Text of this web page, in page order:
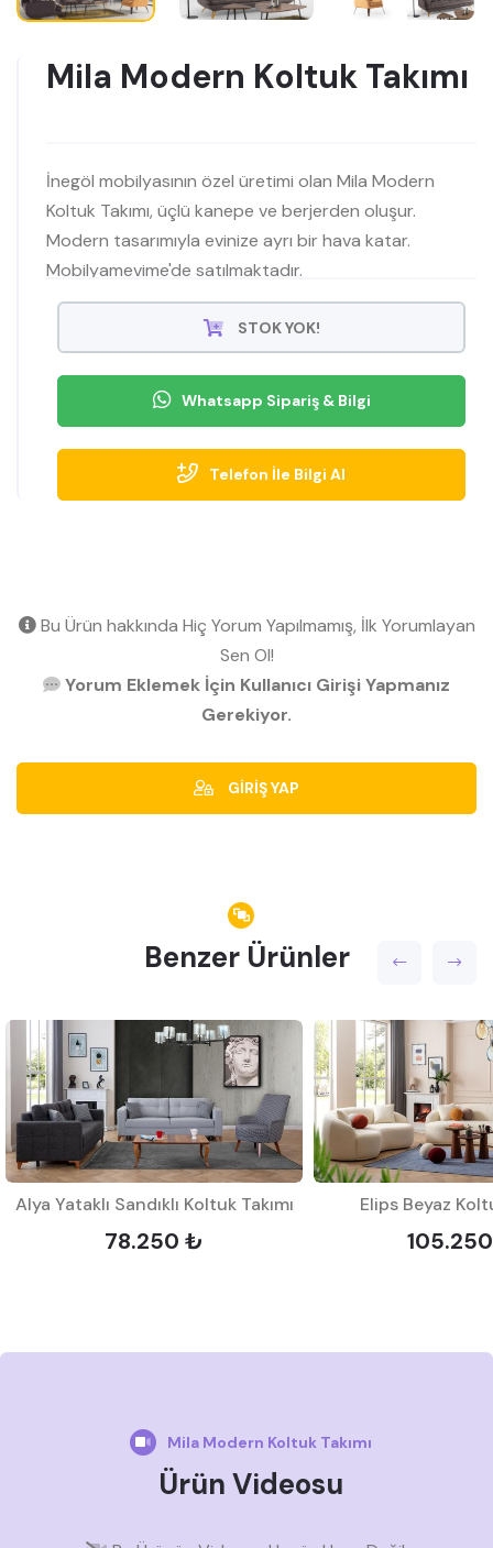
Mila Modern Koltuk Takımı
İnegöl mobilyasının özel üretimi olan Mila Modern
Koltuk Takımı, üçlü kanepe ve berjerden oluşur.
Modern tasarımıyla evinize ayrı bir hava katar.
Mobilyamevime'de satılmaktadır.
STOK YOK!
Whatsapp Sipariş & Bilgi
Telefon İle Bilgi Al
Bu Ürün hakkında Hiç Yorum Yapılmamış, İlk Yorumlayan
Sen Ol!
Yorum Eklemek İçin Kullanıcı Girişi Yapmanız
Gerekiyor.
GİRİŞ YAP
Benzer Ürünler
Alya Yataklı Sandıklı Koltuk Takımı
78.250 ₺
Elips Beyaz
Mila Modern Koltuk Takımı
Ürün Videosu